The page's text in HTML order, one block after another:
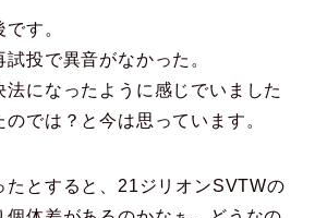
す。
投で異音がなかった。
になったように感じでいました
では？と今は思っています。
たとすると、21ジリオンSVTWの